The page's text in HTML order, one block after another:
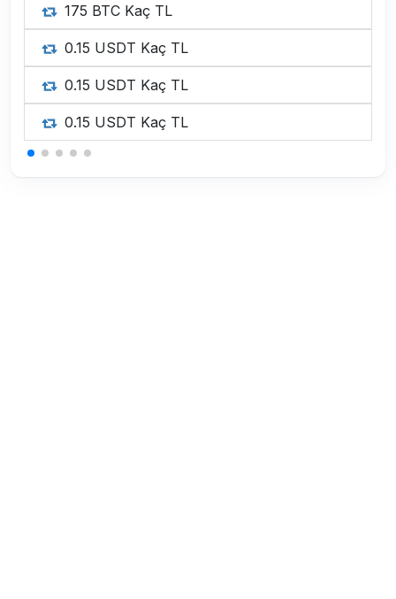
175 BTC Kaç TL
0.15 USDT Kaç TL
0.15 USDT Kaç TL
0.15 USDT Kaç TL